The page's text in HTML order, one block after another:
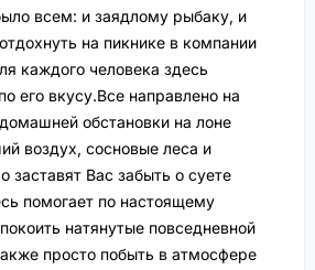
всем: и заядлому рыбаку, и
на пикнике в компании
каждого человека здесь
его вкусу.Все направлено на
обстановки на лоне
воздух, сосновые леса и
заставят Вас забыть о суете
помогает по настоящему
натянутые повседневной
просто побыть в атмосфере